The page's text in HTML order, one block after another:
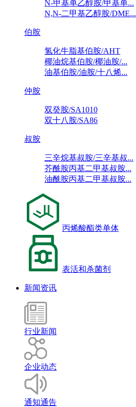
N-甲基单乙醇胺/甲基单...
N,N-二甲基乙醇胺/DME...
伯胺
氢化牛脂基伯胺/AHT
椰油烷基伯胺/椰油胺/...
油基伯胺/油胺/十八烯...
仲胺
双癸胺/SA1010
双十八胺/SA86
叔胺
三辛烷基叔胺/三辛基叔...
芥酰胺丙基二甲基叔胺...
油酰胺丙基二甲基叔胺...
丙烯酸酯类单体
表活和杀菌剂
新闻资讯
行业新闻
企业动态
通知通告